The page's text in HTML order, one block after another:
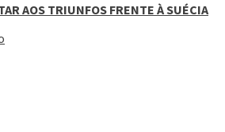
AOS TRIUNFOS FRENTE À SUÉCIA